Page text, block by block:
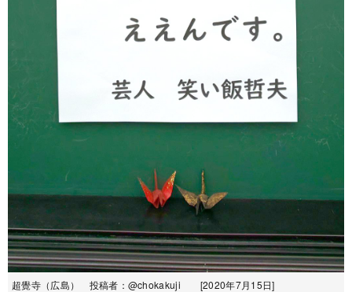
超覺寺（広島） 投稿者：@chokakuji [2020年7月15日]